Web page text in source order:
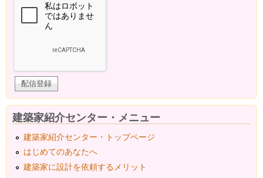
建築家紹介センター・メニュー
建築家紹介センター・トップページ
はじめてのあなたへ
建築家に設計を依頼するメリット